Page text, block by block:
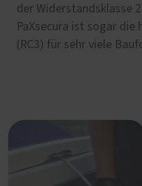
der Widerstandsklasse
PaXsecura ist sogar die
(RC3) für sehr viele